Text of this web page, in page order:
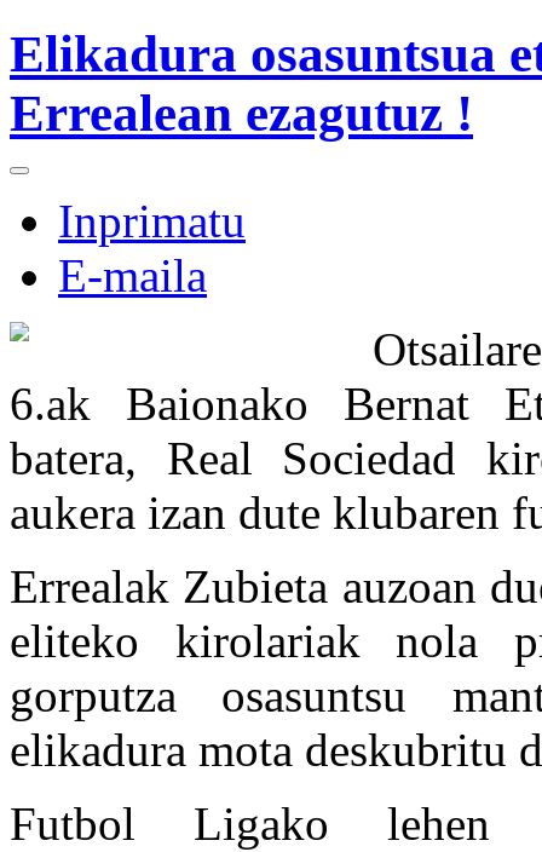
Elikadura osasuntsua
Errealean ezagutuz !
Inprimatu
E-maila
6.ak Baionako Bernat
batera, Real Sociedad
aukera izan dute klubaren
Errealak Zubieta auzoan
eliteko kirolariak nola
gorputza osasuntsu
elikadura mota deskubritu
Futbol Ligako lehen